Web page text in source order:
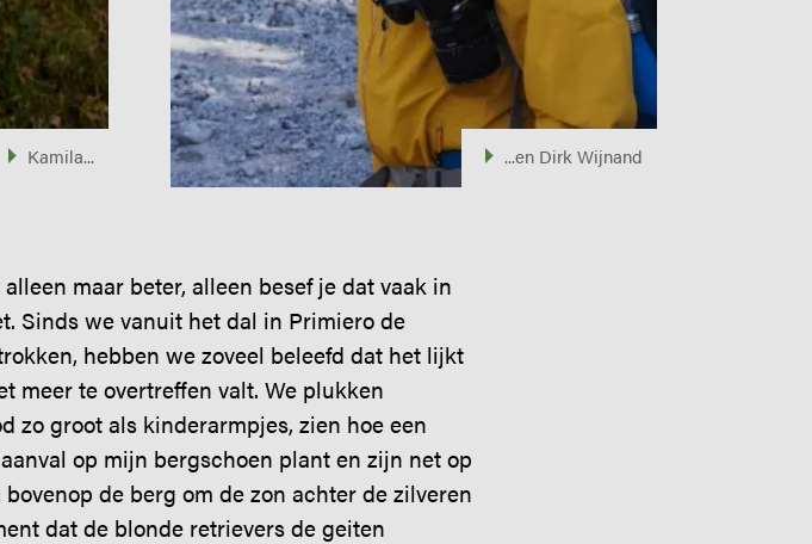
Kamila... ...en Dirk Wijnand
maar beter, alleen besef je dat vaak in
Sinds we vanuit het dal in Primiero de
hebben we zoveel beleefd dat het lijkt
meer te overtreffen valt. We plukken
zo groot als kinderarmpjes, zien hoe een
op mijn bergschoen plant en zijn net op
de berg om de zon achter de zilveren
dat de blonde retrievers de geiten